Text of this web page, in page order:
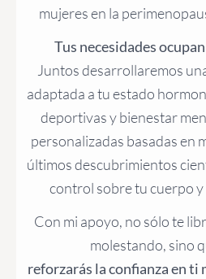
mujeres en la
Tus necesidades
Juntos desarrollaremos
adaptada a tu estado
deportivas y bienestar
personalizadas basadas en
últimos descubrimientos
control sobre tu cuerpo y
Con mi apoyo, no sólo te
molestando, sino
reforzarás la confianza en ti